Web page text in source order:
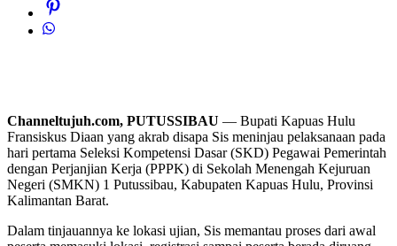
Channeltujuh.com, PUTUSSIBAU — Bupati Kapuas Hulu
Fransiskus Diaan yang akrab disapa Sis meninjau pelaksanaan pada
hari pertama Seleksi Kompetensi Dasar (SKD) Pegawai Pemerintah
dengan Perjanjian Kerja (PPPK) di Sekolah Menengah Kejuruan
Negeri (SMKN) 1 Putussibau, Kabupaten Kapuas Hulu, Provinsi
Kalimantan Barat.
Dalam tinjauannya ke lokasi ujian, Sis memantau proses dari awal